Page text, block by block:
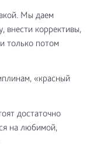
Мы даем
внести коррективы,
только потом
«красный
достаточно
на любимой,